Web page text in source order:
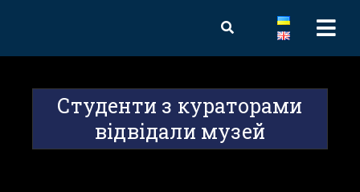
Студенти з кураторами
відвідали музей